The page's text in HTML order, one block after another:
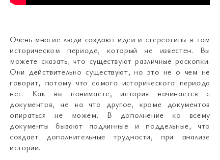
Очень многие люди создают идеи и стереотипы в том
историческом периоде, который не известен. Вы
можете сказать, что существуют различные раскопки.
Они действительно существуют, но это не о чем не
говорит, потому что самого исторического периода
нет. Как вы понимаете, история начинается с
документов, не на что другое, кроме документов
опираться не можем. В дополнение ко всему
документы бывают подлинные и поддельные, что
создает дополнительные трудности, при анализе
истории.